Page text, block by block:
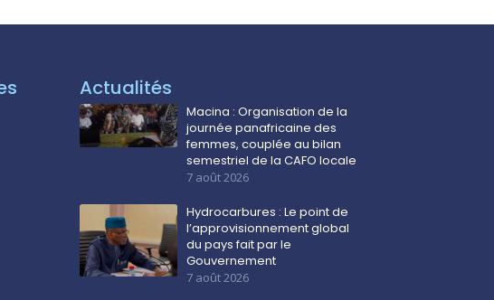
Actualités
Macina : Organisation de la
journée panafricaine des
femmes, couplée au bilan
semestriel de la CAFO locale
7 août 2026
Hydrocarbures : Le point de
l’approvisionnement global
du pays fait par le
Gouvernement
7 août 2026